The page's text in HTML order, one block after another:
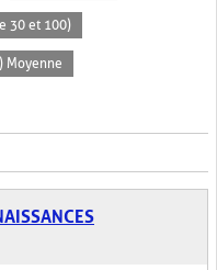
30 et 100)
Moyenne